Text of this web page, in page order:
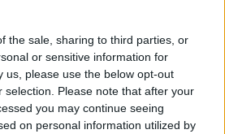
the sale, sharing to third parties, or
or sensitive information for
us, please use the below opt-out
selection. Please note that after your
you may continue seeing
on personal information utilized by